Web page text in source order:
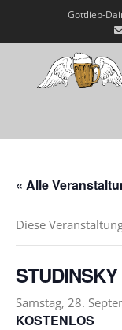
Gottlieb-
« Alle
Diese
Samstag, 28.
KOSTENLOS